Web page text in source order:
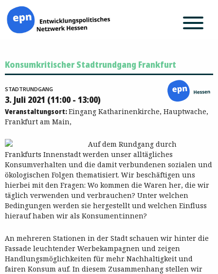
Inhalt
springen
Konsumkritischer Stadtrundgang Frankfurt
STADTRUNDGANG
3. Juli 2021 (11:00 - 13:00)
Veranstaltungsort:Eingang Katharinenkirche, Hauptwache,
Frankfurt am Main,
Auf dem Rundgang durch
Frankfurts Innenstadt werden unser alltägliches
Konsumverhalten und die damit verbundenen sozialen und
ökologischen Folgen thematisiert. Wir beschäftigen uns
hierbei mit den Fragen: Wo kommen die Waren her, die wir
täglich verwenden und verbrauchen? Unter welchen
Bedingungen werden sie hergestellt und welchen Einfluss
hierauf haben wir als Konsument:innen?
An mehreren Stationen in der Stadt schauen wir hinter die
Fassade leuchtender Werbekampagnen und zeigen
Handlungsmöglichkeiten für mehr Nachhaltigkeit und
fairen Konsum auf. In diesem Zusammenhang stellen wir